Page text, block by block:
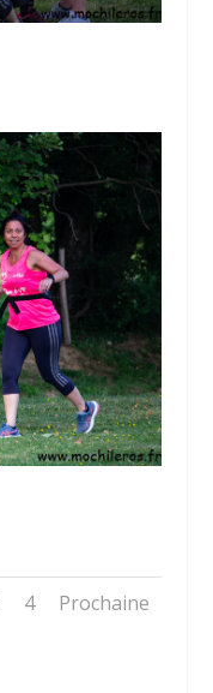
4 Prochaine